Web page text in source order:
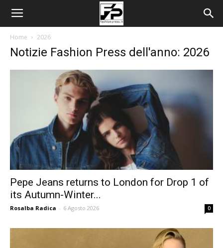
Home 2026
Notizie Fashion Press dell'anno: 2026
Pepe Jeans returns to London for Drop 1 of
its Autumn-Winter...
Rosalba Radica - 6 Agosto 2026 0